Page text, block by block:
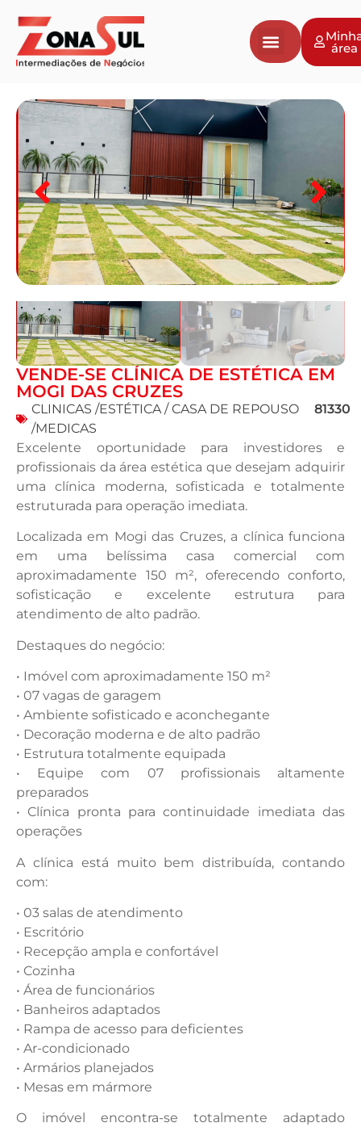
área
VENDE-SE CLÍNICA DE ESTÉTICA EM
MOGI DAS CRUZES
CLINICAS /ESTÉTICA / CASA DE REPOUSO
/MEDICAS
81330
Excelente oportunidade para investidores e
profissionais da área estética que desejam adquirir
uma clínica moderna, sofisticada e totalmente
estruturada para operação imediata.
Localizada em Mogi das Cruzes, a clínica funciona
em uma belíssima casa comercial com
aproximadamente 150 m², oferecendo conforto,
sofisticação e excelente estrutura para
atendimento de alto padrão.
Destaques do negócio:
• Imóvel com aproximadamente 150 m²
• 07 vagas de garagem
• Ambiente sofisticado e aconchegante
• Decoração moderna e de alto padrão
• Estrutura totalmente equipada
• Equipe com 07 profissionais altamente
preparados
• Clínica pronta para continuidade imediata das
operações
A clínica está muito bem distribuída, contando
com:
• 03 salas de atendimento
• Escritório
• Recepção ampla e confortável
• Cozinha
• Área de funcionários
• Banheiros adaptados
• Rampa de acesso para deficientes
• Ar-condicionado
• Armários planejados
• Mesas em mármore
O imóvel encontra-se totalmente adaptado